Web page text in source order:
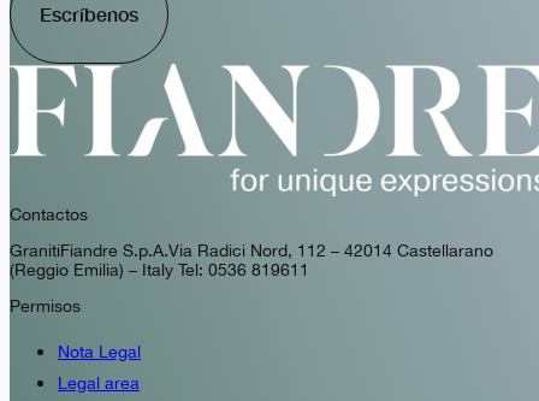
Escríbenos
Contactos
GranitiFiandre S.p.A. Via Radici Nord, 112 – 42014 Castellarano
(Reggio Emilia) – Italy Tel: 0536 819611
Permisos
Nota Legal
Legal area